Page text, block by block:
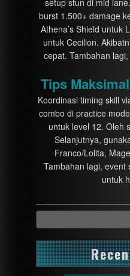
setup stun di mid
burst 1.500+ damage
Athena’s Shield untuk
untuk Cecilion.
cepat. Tambahan
Tips
Koordinasi timing skill
combo di practice
untuk level 12. Oleh
Selanjutnya,
Franco/Lolita,
Tambahan lagi, event
untuk